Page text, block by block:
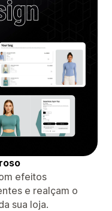
efeitos
e realçam o
sua loja.